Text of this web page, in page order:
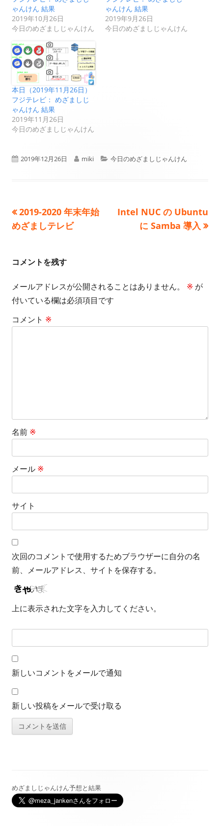
ゃんけん 結果
2019年10月26日
今日のめざましじゃんけん
ゃんけん 結果
2019年9月26日
今日のめざましじゃんけん
本日（2019年11月26日）
フジテレビ： めざましじ
ゃんけん 結果
2019年11月26日
今日のめざましじゃんけん
公
2019年12月26日
作
miki
カ
今日のめざましじゃんけん
投
ナ
ゲ
ー
前
の
2019-2020 年末年始
めざましテレビ
次
Intel NUC の Ubuntu
に Samba 導入
コメントを残す
メールアドレスが公開されることはありません。 ※ が
付いている欄は必須項目です
コメント ※
名前 ※
メール ※
サイト
次回のコメントで使用するためブラウザーに自分の名
前、メールアドレス、サイトを保存する。
上に表示された文字を入力してください。
新しいコメントをメールで通知
新しい投稿をメールで受け取る
メ
めざましじゃんけん予想と結果